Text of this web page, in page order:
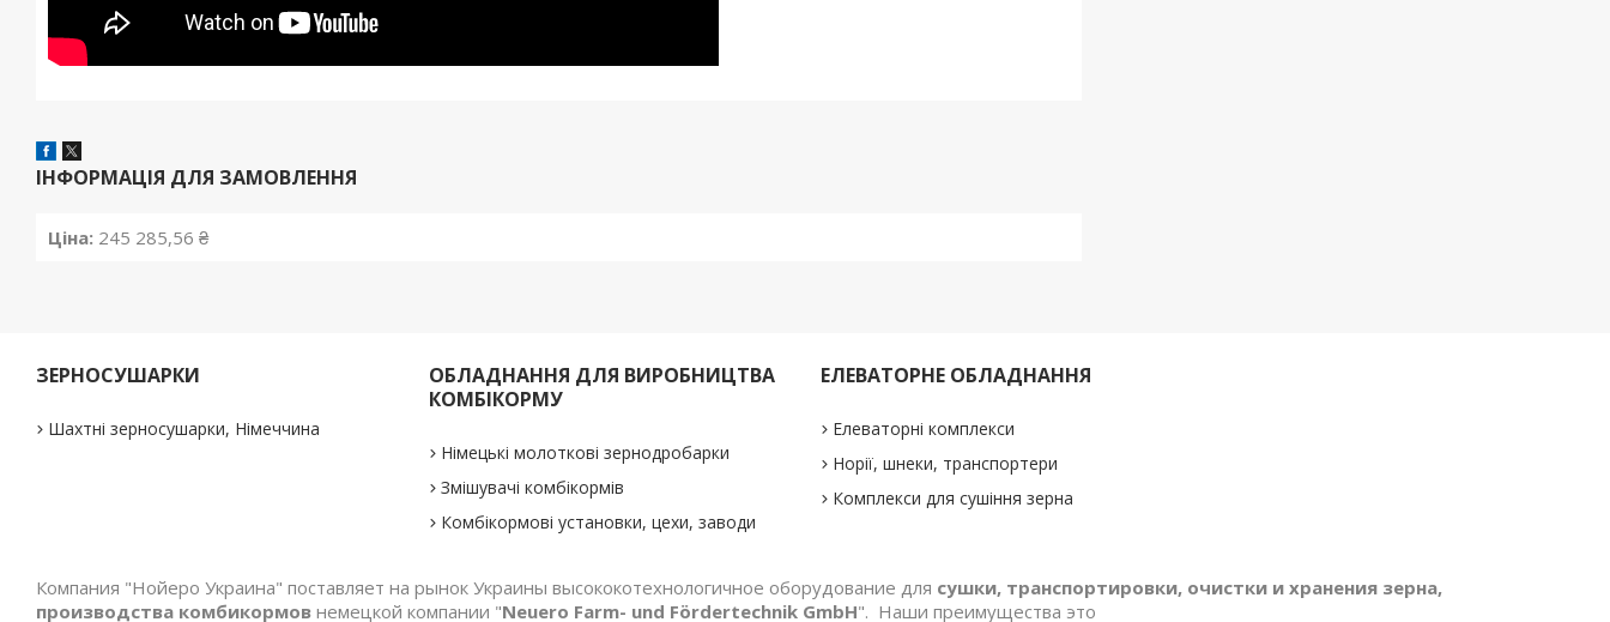
ІНФОРМАЦІЯ ДЛЯ ЗАМОВЛЕННЯ
Ціна: 245 285,56 ₴
ЗЕРНОСУШАРКИ
Шахтні зерносушарки, Німеччина
ОБЛАДНАННЯ ДЛЯ ВИРОБНИЦТВА
КОМБІКОРМУ
Німецькі молоткові зернодробарки
Змішувачі комбікормів
Комбікормові установки, цехи, заводи
ЕЛЕВАТОРНЕ ОБЛАДНАННЯ
Елеваторні комплекси
Норії, шнеки, транспортери
Комплекси для сушіння зерна
Компания "Нойеро Украина" поставляет на рынок Украины высококотехнологичное оборудование для сушки, транспортировки, очистки и хранения зерна,
производства комбикормов немецкой компании "Neuero Farm- und Fördertechnik GmbH". Наши преимущества это